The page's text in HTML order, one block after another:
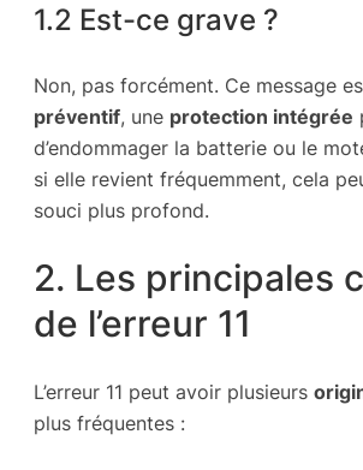
1.2 Est-ce grave ?
Non, pas forcément. Ce message
préventif, une protection intégrée
d’endommager la batterie ou le
si elle revient fréquemment, cela
souci plus profond.
2. Les principales
de l’erreur 11
L’erreur 11 peut avoir plusieurs
plus fréquentes :